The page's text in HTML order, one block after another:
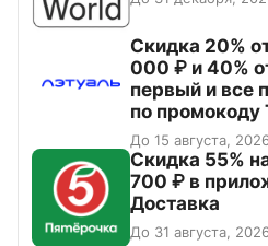
Скидка 20%
000 ₽ и 40%
первый и все
по
До 15 августа,
Скидка 55%
700 ₽ в
Доставка
До 31 августа,